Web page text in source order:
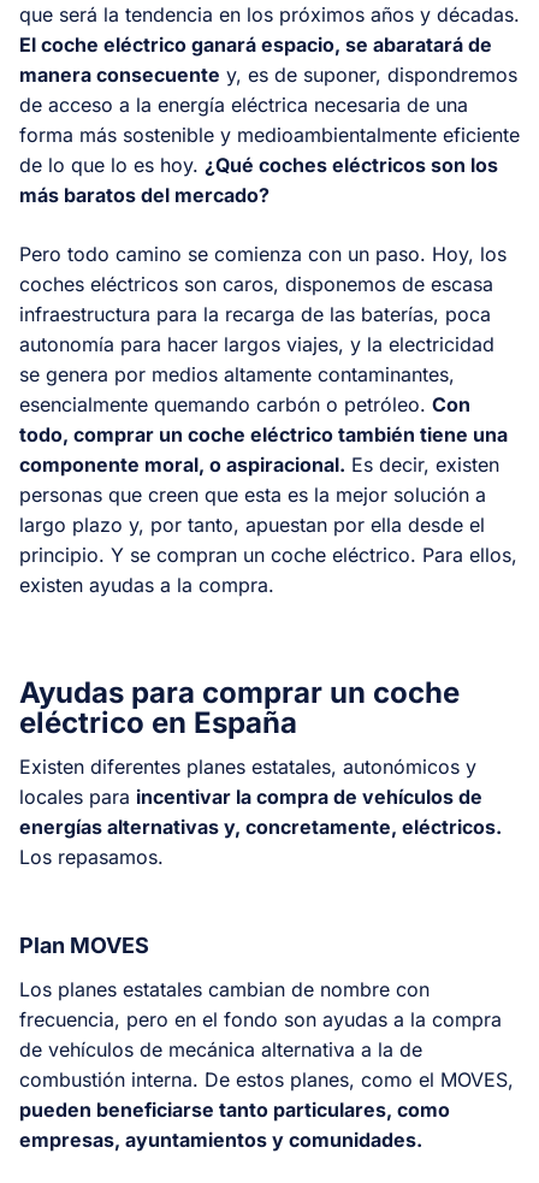
que será la tendencia en los próximos años y décadas.
El coche eléctrico ganará espacio, se abaratará de
manera consecuente y, es de suponer, dispondremos
de acceso a la energía eléctrica necesaria de una
forma más sostenible y medioambientalmente eficiente
de lo que lo es hoy. ¿Qué coches eléctricos son los
más baratos del mercado?
Pero todo camino se comienza con un paso. Hoy, los
coches eléctricos son caros, disponemos de escasa
infraestructura para la recarga de las baterías, poca
autonomía para hacer largos viajes, y la electricidad
se genera por medios altamente contaminantes,
esencialmente quemando carbón o petróleo. Con
todo, comprar un coche eléctrico también tiene una
componente moral, o aspiracional. Es decir, existen
personas que creen que esta es la mejor solución a
largo plazo y, por tanto, apuestan por ella desde el
principio. Y se compran un coche eléctrico. Para ellos,
existen ayudas a la compra.
Ayudas para comprar un coche
eléctrico en España
Existen diferentes planes estatales, autonómicos y
locales para incentivar la compra de vehículos de
energías alternativas y, concretamente, eléctricos.
Los repasamos.
Plan MOVES
Los planes estatales cambian de nombre con
frecuencia, pero en el fondo son ayudas a la compra
de vehículos de mecánica alternativa a la de
combustión interna. De estos planes, como el MOVES,
pueden beneficiarse tanto particulares, como
empresas, ayuntamientos y comunidades.